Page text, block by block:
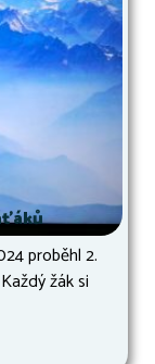
proběhl 2.
žák si